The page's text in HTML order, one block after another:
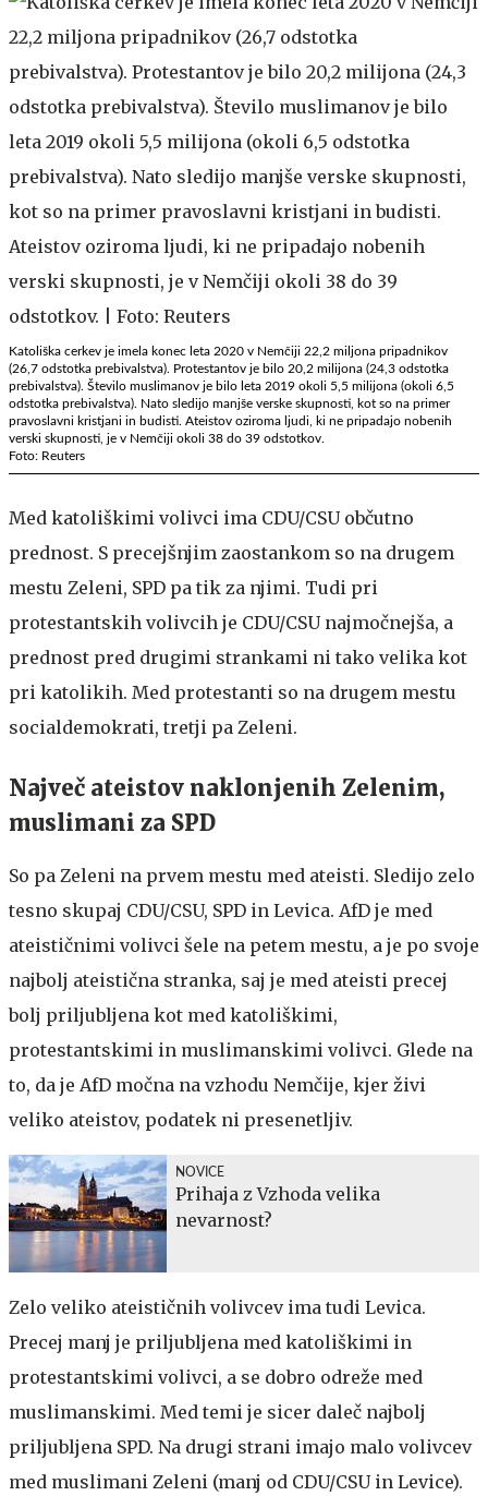
Katoliška cerkev je imela konec leta 2020 v Nemčiji 22,2 miljona pripadnikov
(26,7 odstotka prebivalstva). Protestantov je bilo 20,2 milijona (24,3 odstotka
prebivalstva). Število muslimanov je bilo leta 2019 okoli 5,5 milijona (okoli 6,5
odstotka prebivalstva). Nato sledijo manjše verske skupnosti, kot so na primer
pravoslavni kristjani in budisti. Ateistov oziroma ljudi, ki ne pripadajo nobenih
verski skupnosti, je v Nemčiji okoli 38 do 39 odstotkov.
Foto: Reuters
Med katoliškimi volivci ima CDU/CSU občutno
prednost. S precejšnjim zaostankom so na drugem
mestu Zeleni, SPD pa tik za njimi. Tudi pri
protestantskih volivcih je CDU/CSU najmočnejša, a
prednost pred drugimi strankami ni tako velika kot
pri katolikih. Med protestanti so na drugem mestu
socialdemokrati, tretji pa Zeleni.
Največ ateistov naklonjenih Zelenim,
muslimani za SPD
So pa Zeleni na prvem mestu med ateisti. Sledijo zelo
tesno skupaj CDU/CSU, SPD in Levica. AfD je med
ateističnimi volivci šele na petem mestu, a je po svoje
najbolj ateistična stranka, saj je med ateisti precej
bolj priljubljena kot med katoliškimi,
protestantskimi in muslimanskimi volivci. Glede na
to, da je AfD močna na vzhodu Nemčije, kjer živi
veliko ateistov, podatek ni presenetljiv.
NOVICE
Prihaja z Vzhoda velika
nevarnost?
Zelo veliko ateističnih volivcev ima tudi Levica.
Precej manj je priljubljena med katoliškimi in
protestantskimi volivci, a se dobro odreže med
muslimanskimi. Med temi je sicer daleč najbolj
priljubljena SPD. Na drugi strani imajo malo volivcev
med muslimani Zeleni (manj od CDU/CSU in Levice).